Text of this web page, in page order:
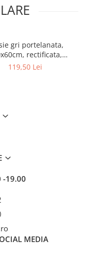
gri portelanata,
rectificata,
inschisa, Colectie
119,50 Lei
-19.00
MEDIA